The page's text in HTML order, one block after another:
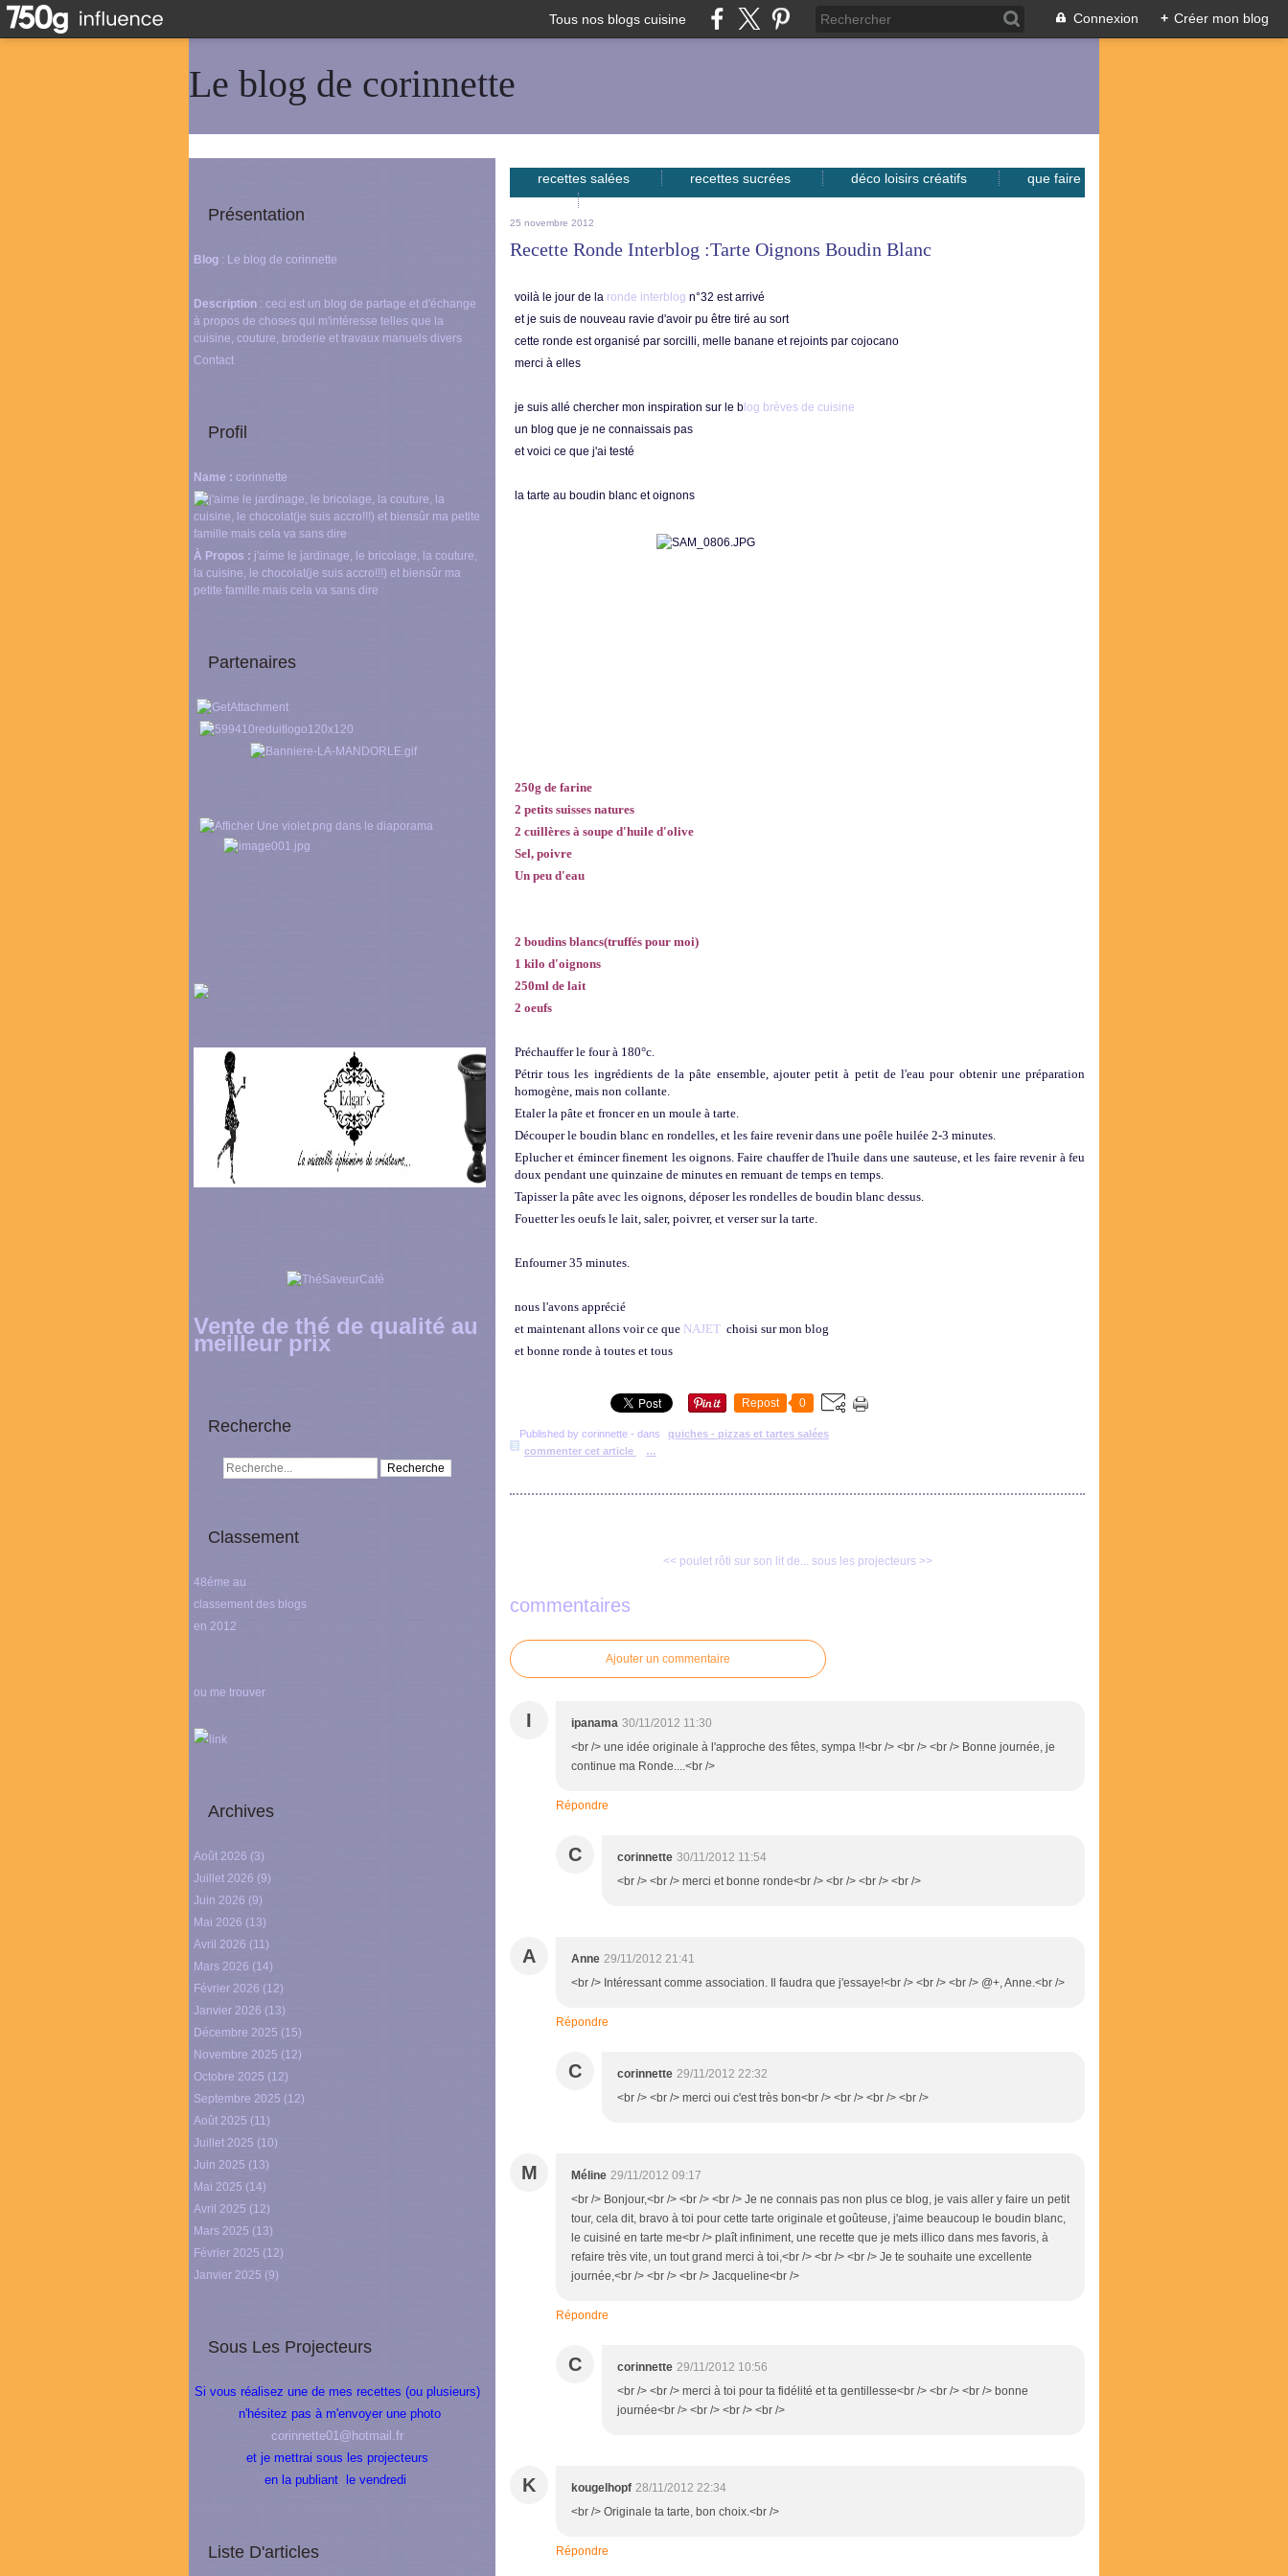
Tous nos blogs cuisine Connexion + Créer mon blog
Le blog de corinnette
Présentation
Blog : Le blog de corinnette
Description : ceci est un blog de partage et d'échange
à propos de choses qui m'intéresse telles que la
cuisine, couture, broderie et travaux manuels divers
Contact
Profil
Name : corinnette
À Propos : j'aime le jardinage, le bricolage, la couture,
la cuisine, le chocolat(je suis accro!!!) et biensûr ma
petite famille mais cela va sans dire
Partenaires
Vente de thé de qualité au
meilleur prix
Recherche
Classement
48éme au
classement des blogs
en 2012
ou me trouver
link
Archives
Août 2026 (3)
Juillet 2026 (9)
Juin 2026 (9)
Mai 2026 (13)
Avril 2026 (11)
Mars 2026 (14)
Février 2026 (12)
Janvier 2026 (13)
Décembre 2025 (15)
Novembre 2025 (12)
Octobre 2025 (12)
Septembre 2025 (12)
Août 2025 (11)
Juillet 2025 (10)
Juin 2025 (13)
Mai 2025 (14)
Avril 2025 (12)
Mars 2025 (13)
Février 2025 (12)
Janvier 2025 (9)
Sous Les Projecteurs
Si vous réalisez une de mes recettes (ou plusieurs)
n'hésitez pas à m'envoyer une photo
corinnette01@hotmail.fr
et je mettrai sous les projecteurs
en la publiant le vendredi
Liste D'articles
recettes salées recettes sucrées déco loisirs créatifs
que faire
avec...
25 novembre 2012
Recette Ronde Interblog :tarte Oignons Boudin Blanc
voilà le jour de la ronde interblog n°32 est arrivé
et je suis de nouveau ravie d'avoir pu être tiré au sort
cette ronde est organisé par sorcilli, melle banane et rejoints par cojocano
merci à elles
je suis allé chercher mon inspiration sur le b log brèves de cuisine
un blog que je ne connaissais pas
et voici ce que j'ai testé
la tarte au boudin blanc et oignons
250g de farine
2 petits suisses natures
2 cuillères à soupe d'huile d'olive
Sel, poivre
Un peu d'eau
2 boudins blancs(truffés pour moi)
1 kilo d'oignons
250ml de lait
2 oeufs
Préchauffer le four à 180°c.
Pétrir tous les ingrédients de la pâte ensemble, ajouter petit à petit de l'eau pour obtenir une préparation
homogène, mais non collante.
Etaler la pâte et froncer en un moule à tarte.
Découper le boudin blanc en rondelles, et les faire revenir dans une poêle huilée 2-3 minutes.
Eplucher et émincer finement les oignons. Faire chauffer de l'huile dans une sauteuse, et les faire revenir à feu
doux pendant une quinzaine de minutes en remuant de temps en temps.
Tapisser la pâte avec les oignons, déposer les rondelles de boudin blanc dessus.
Fouetter les oeufs le lait, saler, poivrer, et verser sur la tarte.
Enfourner 35 minutes.
nous l'avons apprécié
et maintenant allons voir ce que NAJET choisi sur mon blog
et bonne ronde à toutes et tous
Repost 0
Published by corinnette - dans
quiches - pizzas et tartes salées
commenter cet article
…
<< poulet rôti sur son lit de... sous les projecteurs >>
commentaires
Ajouter un commentaire
I ipanama 30/11/2012 11:30
<br /> une idée originale à l'approche des fêtes, sympa !!<br /> <br /> <br /> Bonne journée, je
continue ma Ronde....<br />
Répondre
C corinnette 30/11/2012 11:54
<br /> <br /> merci et bonne ronde<br /> <br /> <br /> <br />
A Anne 29/11/2012 21:41
<br /> Intéressant comme association. Il faudra que j'essaye!<br /> <br /> <br /> @+, Anne.<br />
Répondre
C corinnette 29/11/2012 22:32
<br /> <br /> merci oui c'est très bon<br /> <br /> <br /> <br />
M Méline 29/11/2012 09:17
<br /> Bonjour,<br /> <br /> <br /> Je ne connais pas non plus ce blog, je vais aller y faire un petit
tour, cela dit, bravo à toi pour cette tarte originale et goûteuse, j'aime beaucoup le boudin blanc,
le cuisiné en tarte me<br /> plaît infiniment, une recette que je mets illico dans mes favoris, à
refaire très vite, un tout grand merci à toi,<br /> <br /> <br /> Je te souhaite une excellente
journée,<br /> <br /> <br /> Jacqueline<br />
Répondre
C corinnette 29/11/2012 10:56
<br /> <br /> merci à toi pour ta fidélité et ta gentillesse<br /> <br /> <br /> bonne
journée<br /> <br /> <br /> <br />
K kougelhopf 28/11/2012 22:34
<br /> Originale ta tarte, bon choix.<br />
Répondre